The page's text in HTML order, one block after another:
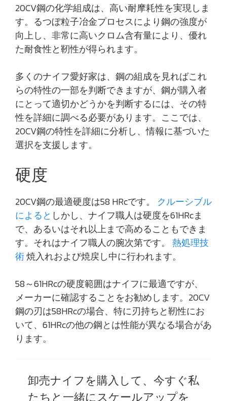
20CV鋼の化学組成は、高い耐摩耗性を実現しま
す。るつぼ粒子冶金プロセスにより鋼の強度が
向上し、非常に高いクロム含有量により、優れ
た耐食性と靭性が得られます。
多くのナイフ愛好家は、鋼の組成を見ればこれ
らの特性の一部を判断できますが、鋼が購入者
にとって適切かどうかを判断するには、その特
性を詳細に調べる必要があります。ここでは、
20CV鋼の特性を詳細に分析し、情報に基づいた
選択を支援します。
硬度
20CV鋼の最適硬度は58 HRcです。 クルーシブル
によると しかし、ナイフ職人は硬度を61HRcま
で、あるいはそれ以上まで高めることもできま
す。それはナイフ職人の腕次第です。 熱処理技
術焼入れおよび焼戻し中に行われます。
58～61HRcの硬度範囲はナイフに最適ですが、
メーカーに確認することをお勧めします。20CV
鋼の刃は58HRcの場合、特に刃持ちと靭性にお
いて、61HRcの他の鋼とは性能が異なる場合があ
ります。
卸売ナイフを購入して、今すぐ私
たちと一緒にスケールアップを